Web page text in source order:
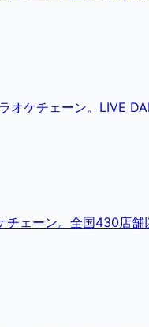
ケチェーン。LIVE
ェーン。全国430店